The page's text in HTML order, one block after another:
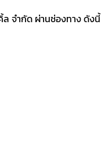
จำกัด ผ่านช่องทาง ดังนี้